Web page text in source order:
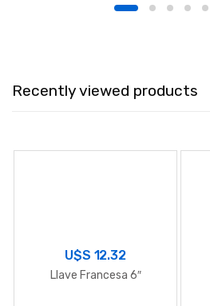
Recently viewed products
U$S 12.32
Llave Francesa 6″